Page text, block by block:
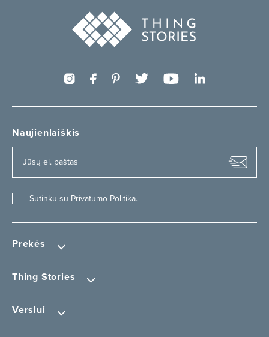
Prekės
Thing Stories
Verslui
Naujienlaiškis
Sutinku su Privatumo Politika.